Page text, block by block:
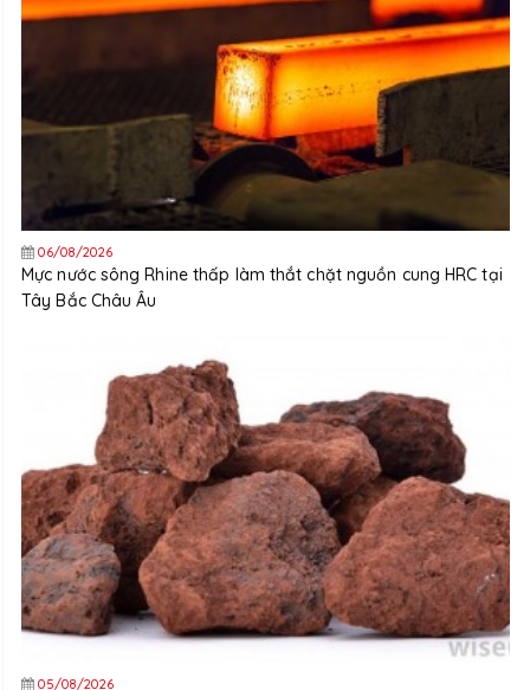
06/08/2026
Mực nước sông Rhine thấp làm thắt chặt nguồn cung HRC tại
Tây Bắc Châu Âu
05/08/2026